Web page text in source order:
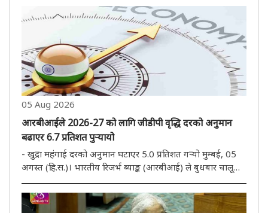
05 Aug 2026
आरबीआईले 2026-27 को लागि जीडीपी वृद्धि दरको अनुमान
बढाएर 6.7 प्रतिशत पुऱ्यायो
- खुद्रा महंगाई दरको अनुमान घटाएर 5.0 प्रतिशत गऱ्यो मुम्बई, 05
अगस्त (हि.स.)। भारतीय रिजर्भ ब्याङ्क (आरबीआई) ले बुधबार चालू
अनुमान बढाएर 6.7 प्रतिशत पुऱ्याएको छ भने खुद्रा मुद्रास्फीति
घटाएर..